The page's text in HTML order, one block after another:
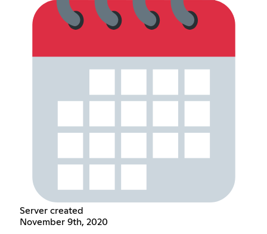
Server created
November 9th, 2020